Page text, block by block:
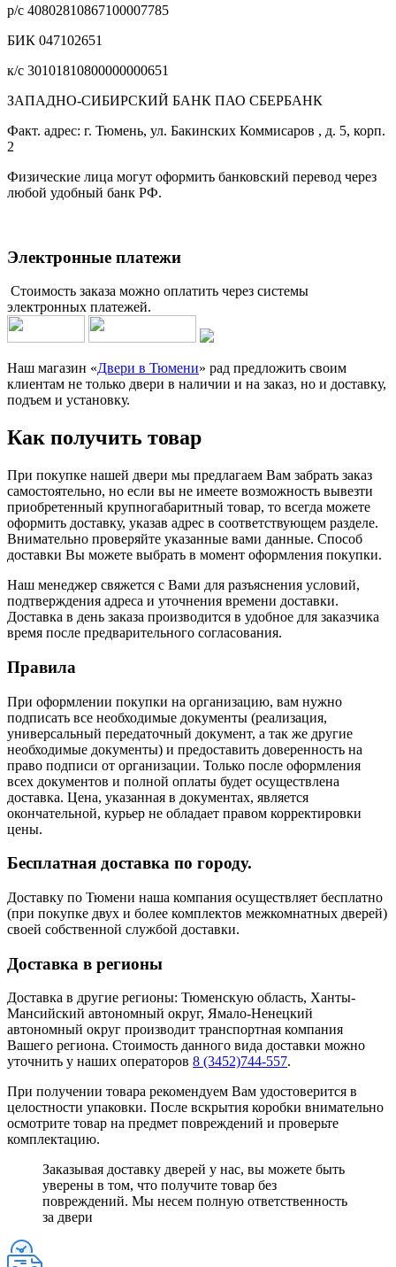
р/с 40802810867100007785
БИК 047102651
к/с 30101810800000000651
ЗАПАДНО-СИБИРСКИЙ БАНК ПАО СБЕРБАНК
Факт. адрес: г. Тюмень, ул. Бакинских Коммисаров , д. 5, корп.
2
Физические лица могут оформить банковский перевод через
любой удобный банк РФ.
Электронные платежи
Стоимость заказа можно оплатить через системы
электронных платежей.
Наш магазин «Двери в Тюмени» рад предложить своим
клиентам не только двери в наличии и на заказ, но и доставку,
подъем и установку.
Как получить товар
При покупке нашей двери мы предлагаем Вам забрать заказ
самостоятельно, но если вы не имеете возможность вывезти
приобретенный крупногабаритный товар, то всегда можете
оформить доставку, указав адрес в соответствующем разделе.
Внимательно проверяйте указанные вами данные. Способ
доставки Вы можете выбрать в момент оформления покупки.
Наш менеджер свяжется с Вами для разъяснения условий,
подтверждения адреса и уточнения времени доставки.
Доставка в день заказа производится в удобное для заказчика
время после предварительного согласования.
Правила
При оформлении покупки на организацию, вам нужно
подписать все необходимые документы (реализация,
универсальный передаточный документ, а так же другие
необходимые документы) и предоставить доверенность на
право подписи от организации. Только после оформления
всех документов и полной оплаты будет осуществлена
доставка. Цена, указанная в документах, является
окончательной, курьер не обладает правом корректировки
цены.
Бесплатная доставка по городу.
Доставку по Тюмени наша компания осуществляет бесплатно
(при покупке двух и более комплектов межкомнатных дверей)
своей собственной службой доставки.
Доставка в регионы
Доставка в другие регионы: Тюменскую область, Ханты-
Мансийский автономный округ, Ямало-Ненецкий
автономный округ производит транспортная компания
Вашего региона. Стоимость данного вида доставки можно
уточнить у наших операторов 8 (3452)744-557.
При получении товара рекомендуем Вам удостоверится в
целостности упаковки. После вскрытия коробки внимательно
осмотрите товар на предмет повреждений и проверьте
комплектацию.
Заказывая доставку дверей у нас, вы можете быть
уверены в том, что получите товар без
повреждений. Мы несем полную ответственность
за двери